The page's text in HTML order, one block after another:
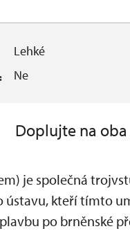
Lehké
Ne
Doplujte na
je společná
kteří tímto
po brněnské